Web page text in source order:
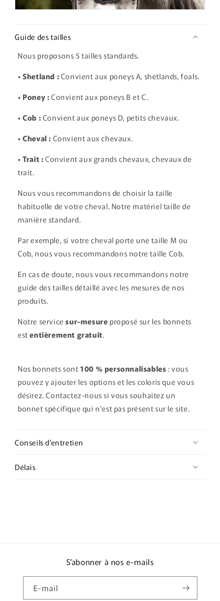
Guide des tailles
Nous proposons 5 tailles standards.
• Shetland :Convient aux poneys A, shetlands, foals.
• Poney :Convient aux poneys B et C.
• Cob :Convient aux poneys D, petits chevaux.
• Cheval : Convient aux chevaux.
• Trait :Convient aux grands chevaux, chevaux de
trait.
Nous vous recommandons de choisir la taille
habituelle de votre cheval. Notre matériel taille de
manière standard.
Par exemple, si votre cheval porte une taille M ou
Cob, nous vous recommandons notre taille Cob.
En cas de doute, nous vous recommandons notre
guide des tailles détaillé avec les mesures de nos
produits.
Notre servicesur-mesure proposé sur les bonnets
estentièrement gratuit.
Nos bonnets sont100 % personnalisables : vous
pouvez y ajouter les options et les coloris que vous
désirez. Contactez-nous si vous souhaitez un
bonnet spécifique qui n’est pas présent sur le site.
Conseils d'entretien
Délais
S’abonner à nos e-mails
E-mail